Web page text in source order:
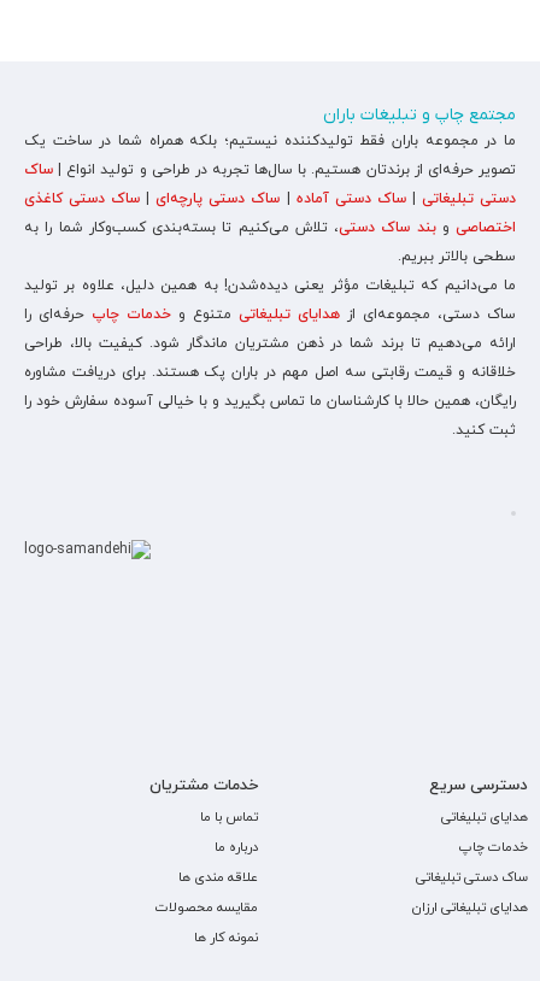
مجتمع چاپ و تبلیغات باران
ما در مجموعه باران فقط تولیدکننده نیستیم؛ بلکه همراه شما در ساخت یک
تصویر حرفه‌ای از برندتان هستیم. با سال‌ها تجربه در طراحی و تولید انواع | ساک
دستی تبلیغاتی |ساک دستی آماده | ساک دستی پارچه‌ای| ساک دستی کاغذی
اختصاصی وبند ساک دستی، تلاش می‌کنیم تا بسته‌بندی کسب‌وکار شما را به
سطحی بالاتر ببریم.
ما می‌دانیم که تبلیغات مؤثر یعنی دیده‌شدن! به همین دلیل، علاوه بر تولید
ساک دستی، مجموعه‌ای از هدایای تبلیغاتی متنوع و خدمات چاپ حرفه‌ای را
ارائه می‌دهیم تا برند شما در ذهن مشتریان ماندگار شود. کیفیت بالا، طراحی
خلاقانه و قیمت رقابتی سه اصل مهم در باران پک هستند. برای دریافت مشاوره
رایگان، همین حالا با کارشناسان ما تماس بگیرید و با خیالی آسوده سفارش خود را
ثبت کنید.
دسترسی سریع
هدایای تبلیغاتی
خدمات چاپ
ساک دستی تبلیغاتی
هدایای تبلیغاتی ارزان
خدمات مشتریان
تماس با ما
درباره ما
علاقه مندی ها
مقایسه محصولات
نمونه کار ها